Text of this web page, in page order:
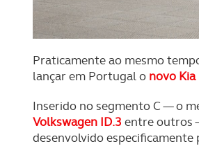
Praticamente ao mesmo
lançar em Portugal o novo Kia
Inserido no segmento C — o
Volkswagen ID.3 entre outros
desenvolvido especificamente